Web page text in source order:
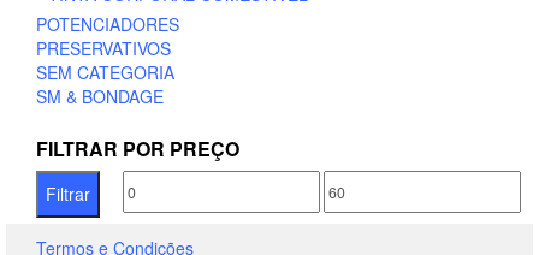
POTENCIADORES
PRESERVATIVOS
SEM CATEGORIA
SM & BONDAGE
FILTRAR POR PREÇO
Preço
Preço
Filtrar
Termos e Condições